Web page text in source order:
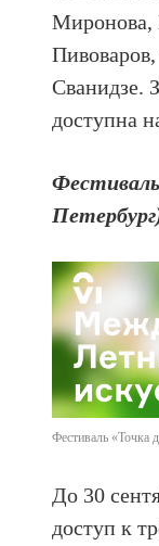
Миронова,
Сванидзе.
доступна
Фестиваль «Точка
До 30
доступ к